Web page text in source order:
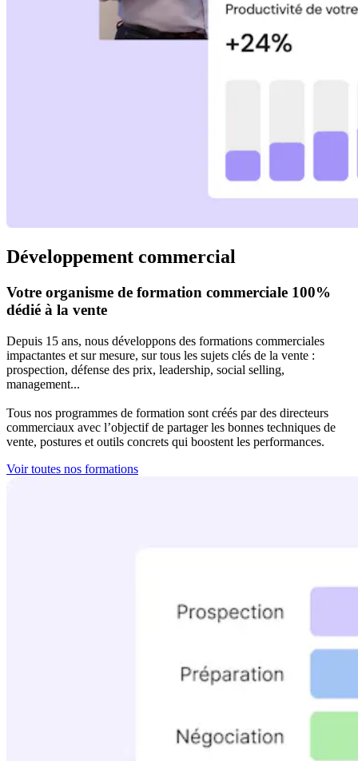
Développement commercial
Votre organisme de formation commerciale 100%
dédié à la vente
Depuis 15 ans, nous développons des formations commerciales
impactantes et sur mesure, sur tous les sujets clés de la vente :
prospection, défense des prix, leadership, social selling,
management...
Tous nos programmes de formation sont créés par des directeurs
commerciaux avec l’objectif de partager les bonnes techniques de
vente, postures et outils concrets qui boostent les performances.
Voir toutes nos formations